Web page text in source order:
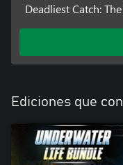
Deadliest Catch:
Ediciones que